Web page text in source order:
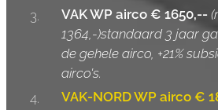
VAK WP airco € 1650,-- (
1364,-)standaard 3 jaar
de gehele airco, +21%
airco's.
VAK-NORD WP airco €